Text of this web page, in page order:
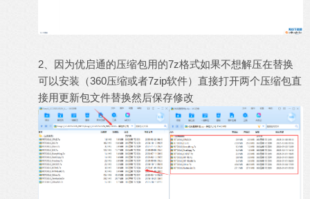
2、因为优启通的压缩包用的7z格式如果不想解压在替换
可以安装（360压缩或者7zip软件）直接打开两个压缩包直
接用更新包文件替换然后保存修改